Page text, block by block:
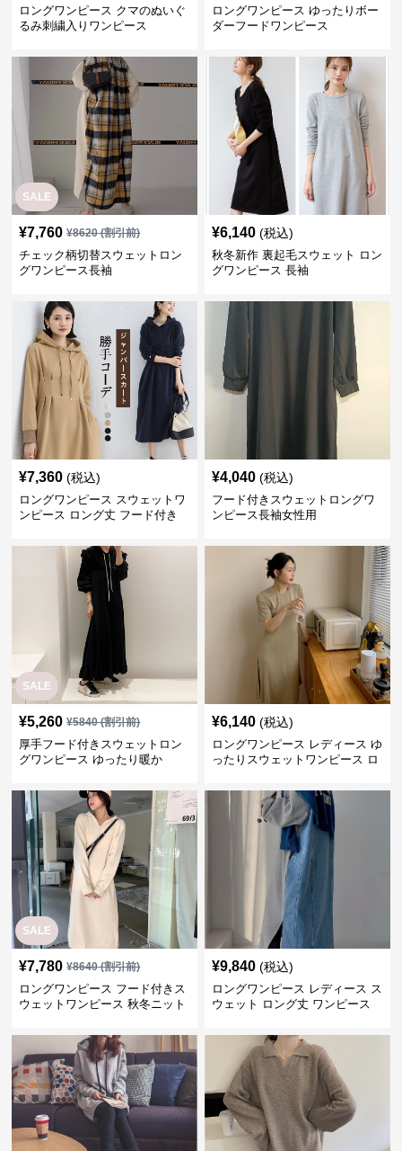
ロングワンピース クマのぬいぐ
るみ刺繍入りワンピース
ロングワンピース ゆったりボー
ダーフードワンピース
SALE
¥7,760 ¥8620(割引前)
チェック柄切替スウェットロン
グワンピース長袖
¥6,140 (税込)
秋冬新作 裏起毛スウェット ロン
グワンピース 長袖
¥7,360 (税込)
ロングワンピース スウェットワ
ンピース ロング丈 フード付き
¥4,040 (税込)
フード付きスウェットロングワ
ンピース長袖女性用
SALE
¥5,260 ¥5840(割引前)
厚手フード付きスウェットロン
グワンピース ゆったり暖か
¥6,140 (税込)
ロングワンピース レディース ゆ
ったりスウェットワンピース ロ
SALE
¥7,780 ¥8640(割引前)
ロングワンピース フード付きス
ウェットワンピース 秋冬ニット
¥9,840 (税込)
ロングワンピース レディース ス
ウェット ロング丈 ワンピース